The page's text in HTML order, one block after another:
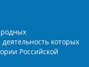
которых
Российской